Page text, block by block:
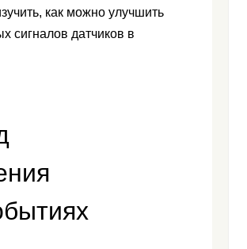
как можно улучшить
сигналов датчиков в